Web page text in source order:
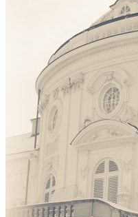
Florales
Menschen
Stadt und Land
Weitere Fotoblogs
Über mich
Impressum
Datenschutz
Suche
TAG CLOUD